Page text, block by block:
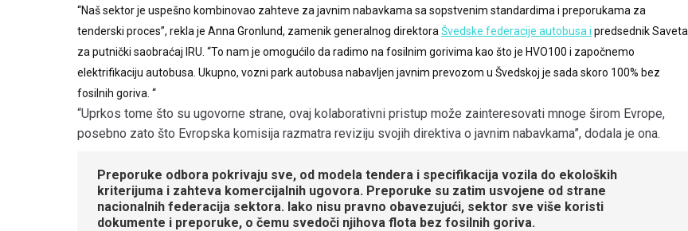
“Naš sektor je uspešno kombinovao zahteve za javnim nabavkama sa sopstvenim standardima i preporukama za
tenderski proces”, rekla je Anna Gronlund, zamenik generalnog direktora Švedske federacije autobusa i predsednik Saveta
za putnički saobraćaj IRU. “To nam je omogućilo da radimo na fosilnim gorivima kao što je HVO100 i započnemo
elektrifikaciju autobusa. Ukupno, vozni park autobusa nabavljen javnim prevozom u Švedskoj je sada skoro 100% bez
fosilnih goriva. “
“Uprkos tome što su ugovorne strane, ovaj kolaborativni pristup može zainteresovati mnoge širom Evrope,
posebno zato što Evropska komisija razmatra reviziju svojih direktiva o javnim nabavkama”, dodala je ona.
Preporuke odbora pokrivaju sve, od modela tendera i specifikacija vozila do ekoloških
kriterijuma i zahteva komercijalnih ugovora. Preporuke su zatim usvojene od strane
nacionalnih federacija sektora. Iako nisu pravno obavezujući, sektor sve više koristi
dokumente i preporuke, o čemu svedoči njihova flota bez fosilnih goriva.